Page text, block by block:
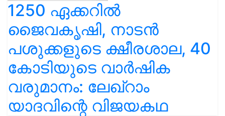
1250 ഏക്കറിൽ
ജൈവകൃഷി, നാടൻ
പശുക്കളുടെ ക്ഷീരശാല, 40
കോടിയുടെ വാർഷിക
വരുമാനം: ലേഖ്‌റാം
യാദവിന്റെ വിജയകഥ